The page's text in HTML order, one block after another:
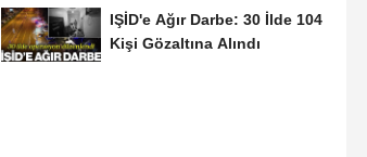
IŞİD'e Ağır Darbe: 30 İlde 104
Kişi Gözaltına Alındı